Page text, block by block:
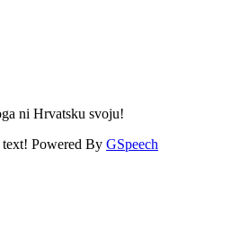
ni Hrvatsku svoju!
Powered By GSpeech